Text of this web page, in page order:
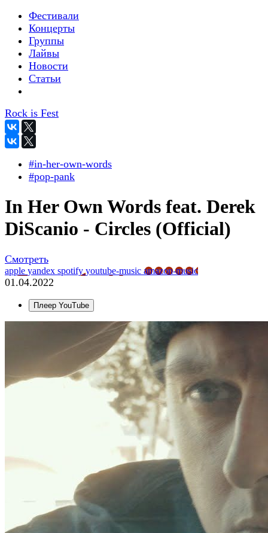
Фестивали
Концерты
Группы
Лайвы
Новости
Статьи
Rock is Fest
#in-her-own-words
#pop-pank
In Her Own Words feat. Derek
DiScanio - Circles (Official)
Смотреть
apple yandex spotifyyoutube-music amazon-music
01.04.2022
Плеер YouTube